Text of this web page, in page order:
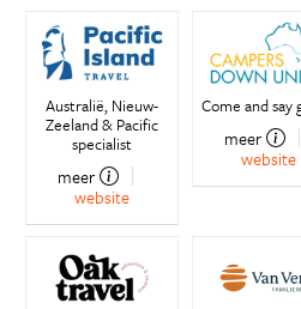
Australië, Nieuw-
Zeeland & Pacific
specialist
meer
website
Come and say
meer
website